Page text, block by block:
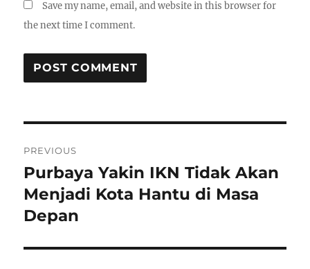
Save my name, email, and website in this browser for
the next time I comment.
o
s
t
n
PREVIOUS
P
r
e
i
Purbaya Yakin IKN Tidak Akan
Menjadi Kota Hantu di Masa
Depan